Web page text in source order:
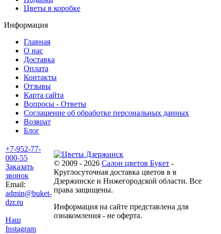
Цветы в коробке
Информация
Главная
О нас
Доставка
Оплата
Контакты
Отзывы
Карта сайта
Вопросы - Ответы
Соглашение об обработке персональных данных
Возврат
Блог
+7-952-77-
000-55
Заказать
звонок
Email:
admin@buket-
dzr.ru
Наш
Instagram
© 2009 - 2026 Салон цветов Букет -
Круглосуточная доставка цветов в в
Дзержинске и Нижегородской области. Все
права защищены.
Информация на сайте представлена для
ознакомления - не оферта.